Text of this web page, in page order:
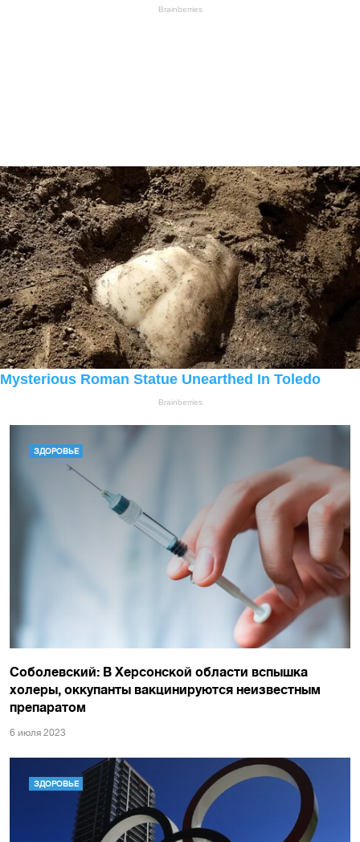
ЗДОРОВЬЕ
Соболевский: В Херсонской области вспышка
холеры, оккупанты вакцинируются неизвестным
препаратом
6 июля 2023
ЗДОРОВЬЕ